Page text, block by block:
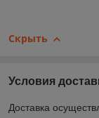
Скрыть
Условия
Доставка